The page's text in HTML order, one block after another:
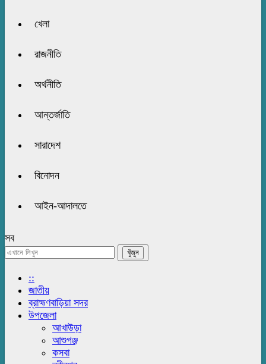
খেলা
রাজনীতি
অর্থনীতি
আন্তর্জাতি
সারাদেশ
বিনোদন
আইন-আদালতে
সব
::
জাতীয়
ব্রাহ্মণবাড়িয়া সদর
উপজেলা
আখাউড়া
আশুগঞ্জ
কসবা